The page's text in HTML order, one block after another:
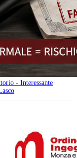
- Interessante